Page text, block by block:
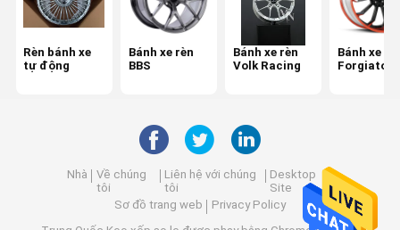
Bánh xe rèn Ferrari
Bánh xe rèn Monoblock
Rèn bánh xe
tự động
Bánh xe rèn
BBS
Bánh xe rèn
Volk Racing
Bánh xe
Forgiato
Nhà
Về chúng
tôi
Liên hệ với chúng
tôi
Desktop
Site
Sơ đồ trang web
Privacy Policy